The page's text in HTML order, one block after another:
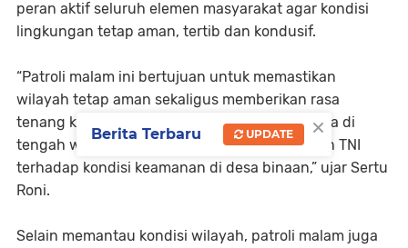
peran aktif seluruh elemen masyarakat agar kondisi
lingkungan tetap aman, tertib dan kondusif.
“Patroli malam ini bertujuan untuk memastikan
wilayah tetap aman sekaligus memberikan rasa
tenang kepada masyarakat. Kehadiran Babinsa di
tengah warga juga menjadi bentuk kepedulian TNI
terhadap kondisi keamanan di desa binaan,” ujar Sertu
Roni.
Selain memantau kondisi wilayah, patroli malam juga
×
Berita Terbaru UPDATE